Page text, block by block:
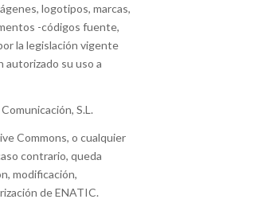
logotipos, marcas,
-códigos fuente,
la legislación vigente
su uso a
S.L.
Commons, o cualquier
contrario, queda
modificación,
de ENATIC.